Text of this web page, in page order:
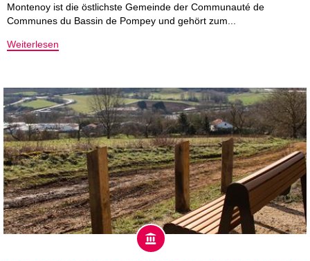
Montenoy ist die östlichste Gemeinde der Communauté de
Communes du Bassin de Pompey und gehört zum...
Weiterlesen